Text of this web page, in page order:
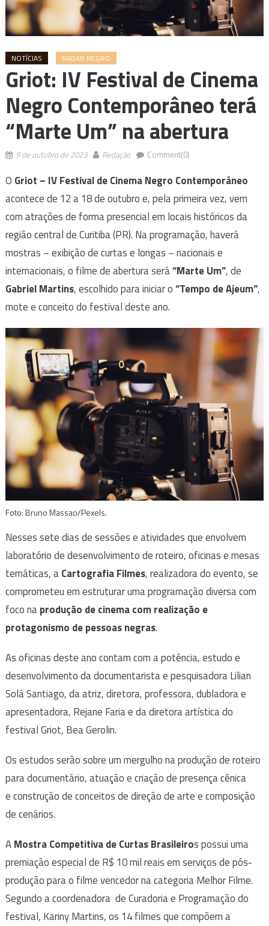
NOTÍCIAS RADAR NEGRO
Griot: IV Festival de Cinema
Negro Contemporâneo terá
“Marte Um” na abertura
9 de outubro de 2023 Redação Comment(0)
O Griot – IV Festival de Cinema Negro Contemporâneo
acontece de 12 a 18 de outubro e, pela primeira vez, vem
com atrações de forma presencial em locais históricos da
região central de Curitiba (PR). Na programação, haverá
mostras – exibição de curtas e longas – nacionais e
internacionais, o filme de abertura será“Marte Um”, de
Gabriel Martins, escolhido para iniciar o“Tempo de Ajeum”,
mote e conceito do festival deste ano.
Foto: Bruno Massao/Pexels.
Nesses sete dias de sessões e atividades que envolvem
laboratório de desenvolvimento de roteiro, oficinas e mesas
temáticas, aCartografia Filmes, realizadora do evento, se
comprometeu em estruturar uma programação diversa com
foco naprodução de cinema com realização e
protagonismo de pessoas negras.
As oficinas deste ano contam com a potência, estudo e
desenvolvimento da documentarista e pesquisadora Lilian
Solá Santiago, da atriz, diretora, professora, dubladora e
apresentadora, Rejane Faria e da diretora artística do
festival Griot, Bea Gerolin.
Os estudos serão sobre um mergulho na produção de roteiro
para documentário, atuação e criação de presença cênica
e construção de conceitos de direção de arte e composição
de cenários.
AMostra Competitiva de Curtas Brasileiros possui uma
premiação especial de R$ 10 mil reais em serviços de pós-
produção para o filme vencedor na categoria Melhor Filme.
Segundo a coordenadora de Curadoria e Programação do
festival, Kariny Martins, os 14 filmes que compõem a